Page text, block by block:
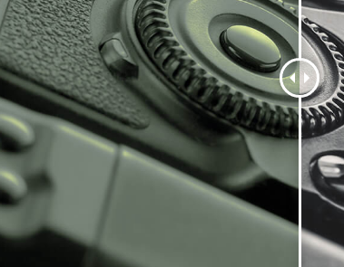
Usługi retuszu produktów